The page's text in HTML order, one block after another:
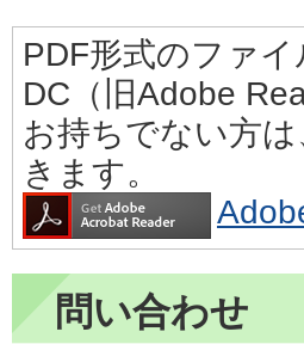
PDF形式のファ
DC（旧Adobe
お持ちでない方
きます。
問い合わせ